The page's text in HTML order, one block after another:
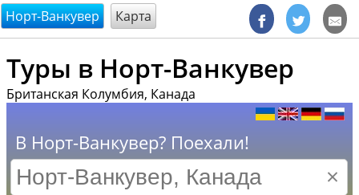
@endsectiom
Норт-Ванкувер Карта
Туры в Норт-Ванкувер
Британская Колумбия, Канада
В Норт-Ванкувер? Поехали!
×
Заезд Отъезд